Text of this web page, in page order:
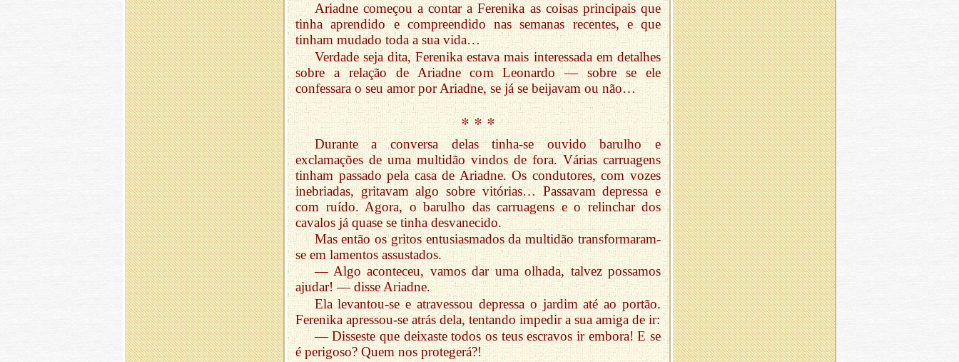
Ariadne começou a contar a Ferenika as coisas principais que
tinha aprendido e compreendido nas semanas recentes, e que
tinham mudado toda a sua vida…
Verdade seja dita, Ferenika estava mais interessada em detalhes
sobre a relação de Ariadne com Leonardo — sobre se ele
confessara o seu amor por Ariadne, se já se beijavam ou não…
* * *
Durante a conversa delas tinha-se ouvido barulho e
exclamações de uma multidão vindos de fora. Várias carruagens
tinham passado pela casa de Ariadne. Os condutores, com vozes
inebriadas, gritavam algo sobre vitórias… Passavam depressa e
com ruído. Agora, o barulho das carruagens e o relinchar dos
cavalos já quase se tinha desvanecido.
Mas então os gritos entusiasmados da multidão transformaram-
se em lamentos assustados.
— Algo aconteceu, vamos dar uma olhada, talvez possamos
ajudar! — disse Ariadne.
Ela levantou-se e atravessou depressa o jardim até ao portão.
Ferenika apressou-se atrás dela, tentando impedir a sua amiga de ir:
— Disseste que deixaste todos os teus escravos ir embora! E se
é perigoso? Quem nos protegerá?!